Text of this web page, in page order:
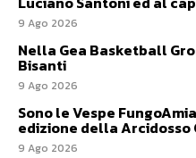
9 Ago 2026
Nella Gea Basketball
Bisanti
9 Ago 2026
Sono le Vespe
edizione della Arcidosso
9 Ago 2026